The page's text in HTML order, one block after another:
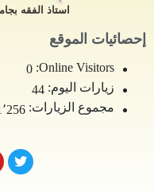
استاذ الفقه
إحصائيات الموقع
Online Visitors:
0
زيارات اليوم: 44
مجموع الزيارات: